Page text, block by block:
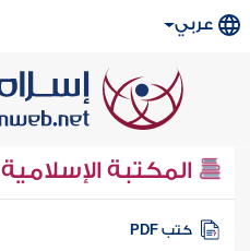
عربي
المكتبة الإسلامية